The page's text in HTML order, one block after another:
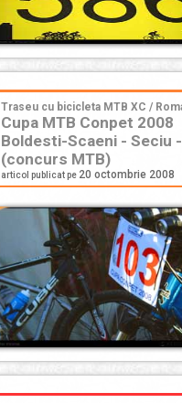
Traseu cu bicicleta MTB XC /
Cupa MTB Conpet 2008
Boldesti-Scaeni - Seciu
(concurs MTB)
articol publicat pe 20 octombrie 2008